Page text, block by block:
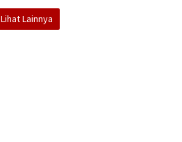
Lihat Lainnya